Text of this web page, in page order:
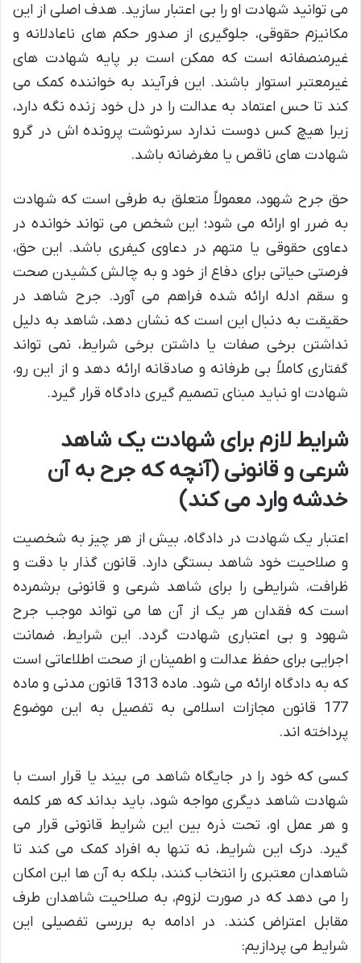
می توانید شهادت او را بی اعتبار سازید. هدف اصلی از این
مکانیزم حقوقی، جلوگیری از صدور حکم های ناعادلانه و
غیرمنصفانه است که ممکن است بر پایه شهادت های
غیرمعتبر استوار باشند. این فرآیند به خواننده کمک می
کند تا حس اعتماد به عدالت را در دل خود زنده نگه دارد،
زیرا هیچ کس دوست ندارد سرنوشت پرونده اش در گرو
شهادت های ناقص یا مغرضانه باشد.
حق جرح شهود، معمولاً متعلق به طرفی است که شهادت
به ضرر او ارائه می شود؛ این شخص می تواند خوانده در
دعاوی حقوقی یا متهم در دعاوی کیفری باشد. این حق،
فرصتی حیاتی برای دفاع از خود و به چالش کشیدن صحت
و سقم ادله ارائه شده فراهم می آورد. جرح شاهد در
حقیقت به دنبال این است که نشان دهد، شاهد به دلیل
نداشتن برخی صفات یا داشتن برخی شرایط، نمی تواند
گفتاری کاملاً بی طرفانه و صادقانه ارائه دهد و از این رو،
شهادت او نباید مبنای تصمیم گیری دادگاه قرار گیرد.
شرایط لازم برای شهادت یک شاهد
شرعی و قانونی (آنچه که جرح به آن
خدشه وارد می کند)
اعتبار یک شهادت در دادگاه، بیش از هر چیز به شخصیت
و صلاحیت خود شاهد بستگی دارد. قانون گذار با دقت و
ظرافت، شرایطی را برای شاهد شرعی و قانونی برشمرده
است که فقدان هر یک از آن ها می تواند موجب جرح
شهود و بی اعتباری شهادت گردد. این شرایط، ضمانت
اجرایی برای حفظ عدالت و اطمینان از صحت اطلاعاتی است
که به دادگاه ارائه می شود. ماده 1313 قانون مدنی و ماده
177 قانون مجازات اسلامی به تفصیل به این موضوع
پرداخته اند.
کسی که خود را در جایگاه شاهد می بیند یا قرار است با
شهادت شاهد دیگری مواجه شود، باید بداند که هر کلمه
و هر عمل او، تحت ذره بین این شرایط قانونی قرار می
گیرد. درک این شرایط، نه تنها به افراد کمک می کند تا
شاهدان معتبری را انتخاب کنند، بلکه به آن ها این امکان
را می دهد که در صورت لزوم، به صلاحیت شاهدان طرف
مقابل اعتراض کنند. در ادامه به بررسی تفصیلی این
شرایط می پردازیم: